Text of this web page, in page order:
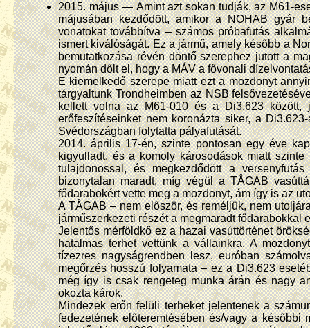
2015. május — Amint azt sokan tudják, az M61-
májusában kezdődött, amikor a NOHAB gyár
vonatokat továbbítva – számos próbafutás
ismert kiválóságát. Ez a jármű, amely később a
bemutatkozása révén döntő szerephez jutott a
nyomán dőlt el, hogy a MÁV a fővonali
E kiemelkedő szerepe miatt ezt a mozdonyt
tárgyaltunk Trondheimben az NSB
kellett volna az M61-010 és a Di3.623 között,
erőfeszítéseinket nem koronázta siker, a
Svédországban folytatta pályafutását.
2014. április 17-én, szinte pontosan egy éve
kigyulladt, és a komoly károsodások miatt
tulajdonossal, és megkezdődött a
bizonytalan maradt, míg végül a TÅGAB
fődarabokért vette meg a mozdonyt, ám így is az
A TÅGAB – nem először, és reméljük, nem
járműszerkezeti részét a megmaradt fődarabokkal
Jelentős mérföldkő ez a hazai vasúttörténet
hatalmas terhet vettünk a vállainkra. A
tízezres nagyságrendben lesz, euróban
megőrzés hosszú folyamata – ez a Di3.623
még így is csak rengeteg munka árán és nagy
okozta károk.
Mindezek erőn felüli terheket jelentenek a
fedezetének előteremtésében és/vagy a